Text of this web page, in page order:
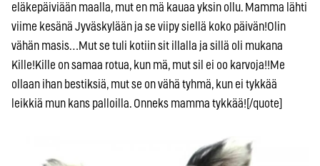
eläkepäiviään maalla, mut en mä kauaa yksin ollu. Mamma lähti
viime kesänä Jyväskylään ja se viipy siellä koko päivän!Olin
vähän masis…Mut se tuli kotiin sit illalla ja sillä oli mukana
Kille!Kille on samaa rotua, kun mä, mut sil ei oo karvoja!!Me
ollaan ihan bestiksiä, mut se on vähä tyhmä, kun ei tykkää
leikkiä mun kans palloilla. Onneks mamma tykkää![/quote]